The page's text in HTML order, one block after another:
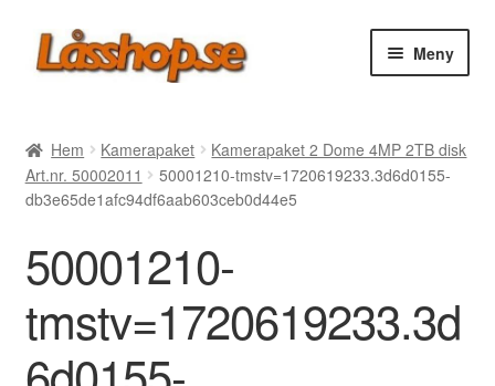
Hoppa
till
Hoppa
till
Meny
Rea
Villkor
Vanliga frågor
Forum/Manualer/Råd
Hem Kamerapaket
Kamerapaket 2 Dome 4MP 2TB disk
Art.nr. 50002011
50001210-tmstv=1720619233.3d6d0155-
db3e65de1afc94df6aab603ceb0d44e5
50001210-
tmstv=1720619233.3d